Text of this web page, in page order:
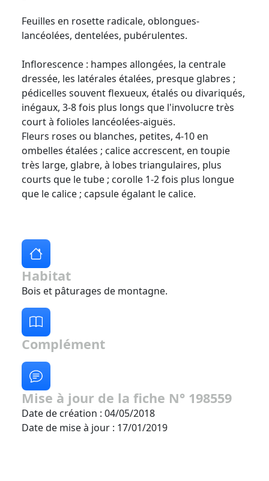
Feuilles en rosette radicale, oblongues-
lancéolées, dentelées, pubérulentes.
Inflorescence : hampes allongées, la centrale
dressée, les latérales étalées, presque glabres ;
pédicelles souvent flexueux, étalés ou divariqués,
inégaux, 3-8 fois plus longs que l'involucre très
court à folioles lancéolées-aiguës.
Fleurs roses ou blanches, petites, 4-10 en
ombelles étalées ; calice accrescent, en toupie
très large, glabre, à lobes triangulaires, plus
courts que le tube ; corolle 1-2 fois plus longue
que le calice ; capsule égalant le calice.
Habitat
Bois et pâturages de montagne.
Complément
Mise à jour de la fiche N° 198559
Date de création : 04/05/2018
Date de mise à jour : 17/01/2019